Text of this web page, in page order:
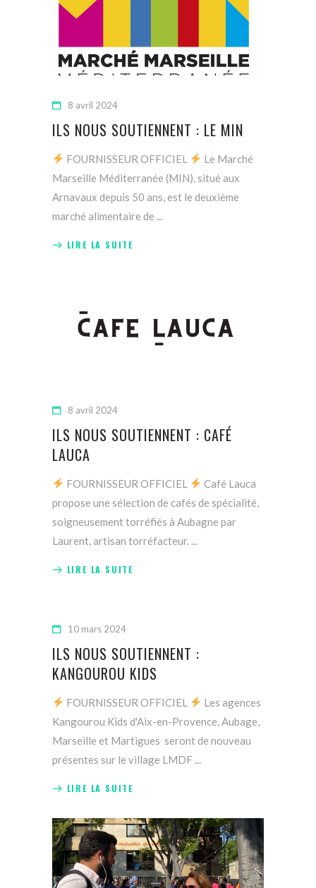
8 avril 2024
ILS NOUS SOUTIENNENT : LE MIN
FOURNISSEUR OFFICIEL
Le Marché
Marseille Méditerranée (MIN), situé aux
Arnavaux depuis 50 ans, est le deuxième
marché alimentaire de
LIRE LA SUITE
8 avril 2024
ILS NOUS SOUTIENNENT : CAFÉ
LAUCA
FOURNISSEUR OFFICIEL
Café Lauca
propose une sélection de cafés de spécialité,
soigneusement torréfiés à Aubagne par
Laurent, artisan torréfacteur.
LIRE LA SUITE
10 mars 2024
ILS NOUS SOUTIENNENT :
KANGOUROU KIDS
FOURNISSEUR OFFICIEL
Les agences
Kangourou Kids d'Aix-en-Provence, Aubage,
Marseille et Martigues seront de nouveau
présentes sur le village LMDF
LIRE LA SUITE